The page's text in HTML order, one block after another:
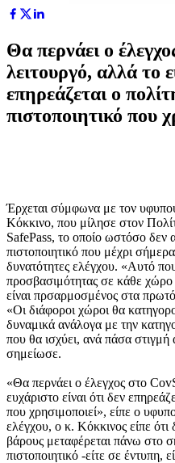
Θα περνάει ο
λειτουργό, αλλά το
επηρεάζεται ο
πιστοποιητικό που
Έρχεται σύμφωνα με τον
Κόκκινο, που μίλησε στον
SafePass, το οποίο ωστόσο δεν
πιστοποιητικό που μέχρι
δυνατότητες ελέγχου. «Αυτό
προσβασιμότητας σε κάθε χώρο
είναι πρσαρμοσμένος στα
«Οι διάφοροι χώροι θα
δυναμικά ανάλογα με την
που θα ισχύει, ανά πάσα στιγμή
σημείωσε.
«Θα περνάει ο έλεγχος στο
ευχάριστο είναι ότι δεν
που χρησιμοποιεί», είπε ο
ελέγχου, ο κ. Κόκκινος είπε
βάρους μεταφέρεται πάνω στο
πιστοποιητικό -είτε σε έντυπη,